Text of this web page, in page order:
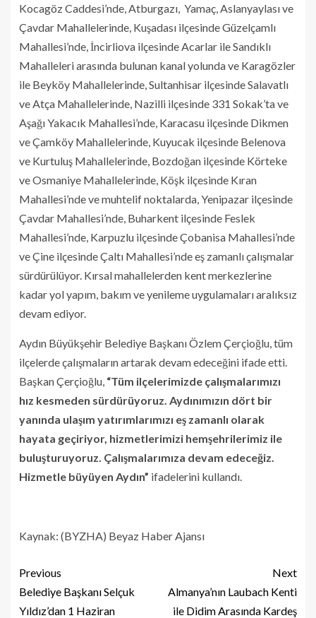
Kocagöz Caddesi’nde, Atburgazı, Yamaç, Aslanyaylası ve
Çavdar Mahallelerinde, Kuşadası ilçesinde Güzelçamlı
Mahallesi’nde, İncirliova ilçesinde Acarlar ile Sandıklı
Mahalleleri arasında bulunan kanal yolunda ve Karagözler
ile Beyköy Mahallelerinde, Sultanhisar ilçesinde Salavatlı
ve Atça Mahallelerinde, Nazilli ilçesinde 331 Sokak’ta ve
Aşağı Yakacık Mahallesi’nde, Karacasu ilçesinde Dikmen
ve Çamköy Mahallelerinde, Kuyucak ilçesinde Belenova
ve Kurtuluş Mahallelerinde, Bozdoğan ilçesinde Körteke
ve Osmaniye Mahallelerinde, Köşk ilçesinde Kıran
Mahallesi’nde ve muhtelif noktalarda, Yenipazar ilçesinde
Çavdar Mahallesi’nde, Buharkent ilçesinde Feslek
Mahallesi’nde, Karpuzlu ilçesinde Çobanisa Mahallesi’nde
ve Çine ilçesinde Çaltı Mahallesi’nde eş zamanlı çalışmalar
sürdürülüyor. Kırsal mahallelerden kent merkezlerine
kadar yol yapım, bakım ve yenileme uygulamaları aralıksız
devam ediyor.
Aydın Büyükşehir Belediye Başkanı Özlem Çerçioğlu, tüm
ilçelerde çalışmaların artarak devam edeceğini ifade etti.
Başkan Çerçioğlu, “Tüm ilçelerimizde çalışmalarımızı
hız kesmeden sürdürüyoruz. Aydınımızın dört bir
yanında ulaşım yatırımlarımızı eş zamanlı olarak
hayata geçiriyor, hizmetlerimizi hemşehrilerimiz ile
buluşturuyoruz. Çalışmalarımıza devam edeceğiz.
Hizmetle büyüyen Aydın” ifadelerini kullandı.
Kaynak: (BYZHA) Beyaz Haber Ajansı
Previous
Belediye Başkanı Selçuk
Yıldız’dan 1 Haziran
Next
Almanya’nın Laubach Kenti
ile Didim Arasında Kardeş